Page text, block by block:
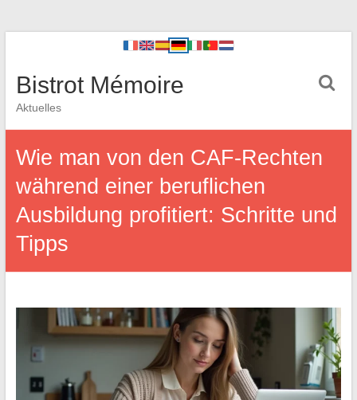
Bistrot Mémoire
Aktuelles
Wie man von den CAF-Rechten
während einer beruflichen
Ausbildung profitiert: Schritte und
Tipps